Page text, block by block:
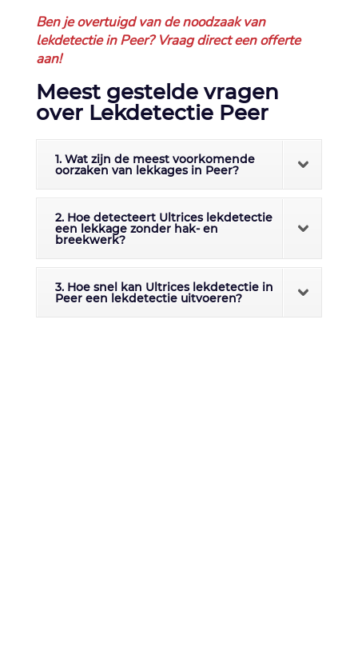
Ben je overtuigd van de noodzaak van
lekdetectie in Peer? Vraag direct een offerte
aan!
Meest gestelde vragen
over Lekdetectie Peer
1. Wat zijn de meest voorkomende
oorzaken van lekkages in Peer?
2. Hoe detecteert Ultrices lekdetectie
een lekkage zonder hak- en
breekwerk?
3. Hoe snel kan Ultrices lekdetectie in
Peer een lekdetectie uitvoeren?